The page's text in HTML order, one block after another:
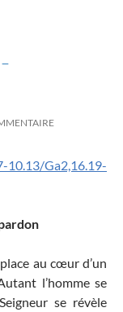
10.13/Ga2,16.19-
au cœur d’un
l’homme se
se révèle